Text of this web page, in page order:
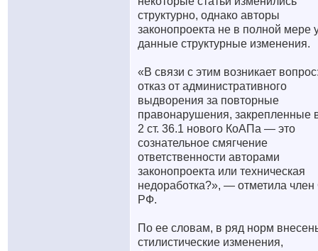
структурно, однако авторы
законопроекта не в полной мере
данные структурные изменения.
«В связи с этим возникает
отказ от административного
выдворения за повторные
правонарушения, закрепленные
2 ст. 36.1 нового КоАПа — это
сознательное смягчение
ответственности авторами
законопроекта или техническая
недоработка?», — отметила
РФ.
По ее словам, в ряд норм
стилистические изменения,